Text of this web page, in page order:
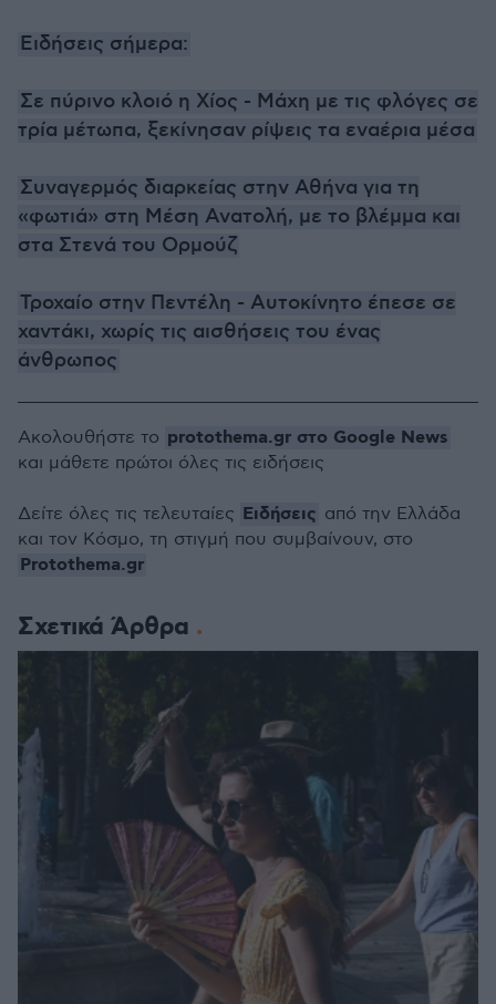
Ειδήσεις σήμερα:
Σε πύρινο κλοιό η Χίος - Μάχη με τις φλόγες σε
τρία μέτωπα, ξεκίνησαν ρίψεις τα εναέρια μέσα
Συναγερμός διαρκείας στην Αθήνα για τη
«φωτιά» στη Μέση Ανατολή, με το βλέμμα και
στα Στενά του Ορμούζ
Τροχαίο στην Πεντέλη - Αυτοκίνητο έπεσε σε
χαντάκι, χωρίς τις αισθήσεις του ένας
άνθρωπος
Σχετικά Άρθρα
Ακολουθήστε το protothema.gr στο Google News
και μάθετε πρώτοι όλες τις ειδήσεις
Δείτε όλες τις τελευταίες Ειδήσεις από την Ελλάδα
και τον Κόσμο, τη στιγμή που συμβαίνουν, στο
Protothema.gr